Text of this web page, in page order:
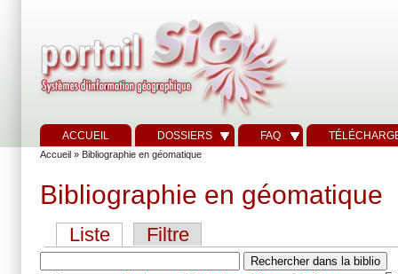
ACCUEIL DOSSIERS FAQ
Accueil » Bibliographie en géomatique
Bibliographie en géomatique
Liste Filtre